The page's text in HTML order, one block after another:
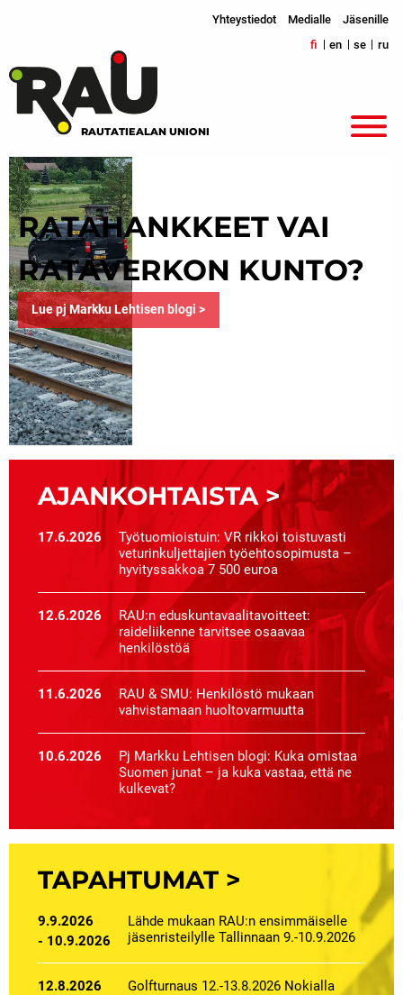
Yhteystiedot Medialle
Jäsenille
fi
en se ru
RAUTATIEALAN UNIONI
RATAHANKKEET VAI
RATAVERKON KUNTO?
Lue pj Markku Lehtisen blogi >
AJANKOHTAISTA>
17.6.2026
Työtuomioistuin: VR rikkoi toistuvasti
veturinkuljettajien työehtosopimusta –
hyvityssakkoa 7 500 euroa
12.6.2026
RAU:n eduskuntavaalitavoitteet:
raideliikenne tarvitsee osaavaa
henkilöstöä
11.6.2026
RAU & SMU: Henkilöstö mukaan
vahvistamaan huoltovarmuutta
10.6.2026
Pj Markku Lehtisen blogi: Kuka omistaa
Suomen junat – ja kuka vastaa, että ne
kulkevat?
TAPAHTUMAT >
9.9.2026
- 10.9.2026
Lähde mukaan RAU:n ensimmäiselle
jäsenristeilylle Tallinnaan 9.-10.9.2026
12.8.2026
Golfturnaus 12.-13.8.2026 Nokialla